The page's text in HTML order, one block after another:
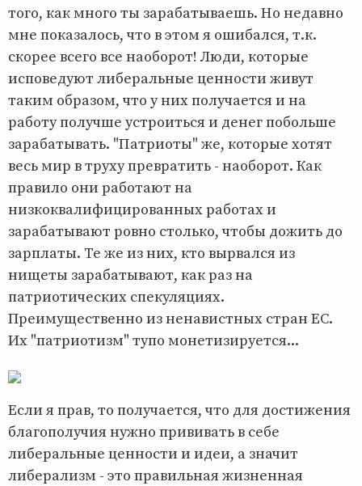
того, как много ты зарабатываешь. Но недавно
мне показалось, что в этом я ошибался, т.к.
скорее всего все наоборот! Люди, которые
исповедуют либеральные ценности живут
таким образом, что у них получается и на
работу получше устроиться и денег побольше
зарабатывать. "Патриоты" же, которые хотят
весь мир в труху превратить - наоборот. Как
правило они работают на
низкоквалифицированных работах и
зарабатывают ровно столько, чтобы дожить до
зарплаты. Те же из них, кто вырвался из
нищеты зарабатывают, как раз на
патриотических спекуляциях.
Преимущественно из ненавистных стран ЕС.
Их "патриотизм" тупо монетизируется...
Если я прав, то получается, что для достижения
благополучия нужно прививать в себе
либеральные ценности и идеи, а значит
либерализм - это правильная жизненная